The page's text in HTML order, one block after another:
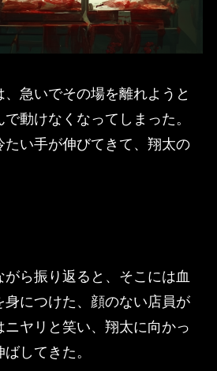
急いでその場を離れようと
動けなくなってしまった。
い手が伸びてきて、翔太の
ら振り返ると、そこには血
身につけた、顔のない店員が
ヤリと笑い、翔太に向かっ
してきた。